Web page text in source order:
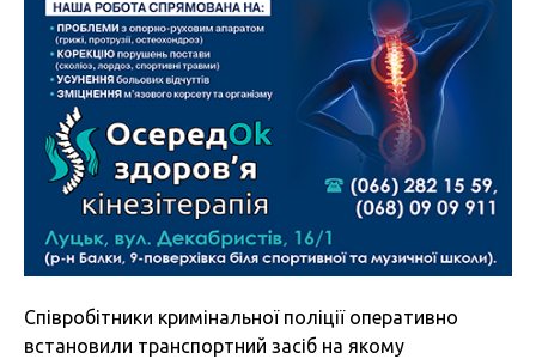
Співробітники кримінальної поліції оперативно
встановили транспортний засіб на якому